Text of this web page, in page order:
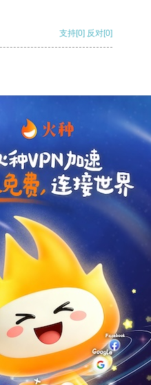
支持[0] 反对[0]
支持 [0] 反对 [0]
支持
速器
雷霆加速
狂飙加速器
场加速器 outline